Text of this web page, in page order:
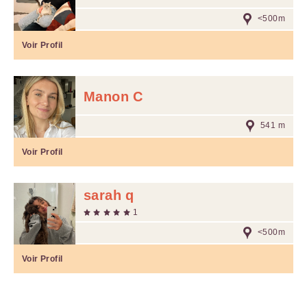
<500m
Voir Profil
Manon C
541 m
Voir Profil
sarah q
1
<500m
Voir Profil